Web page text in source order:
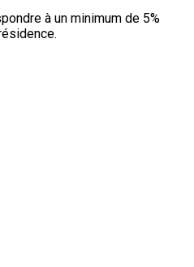
à un minimum de 5%